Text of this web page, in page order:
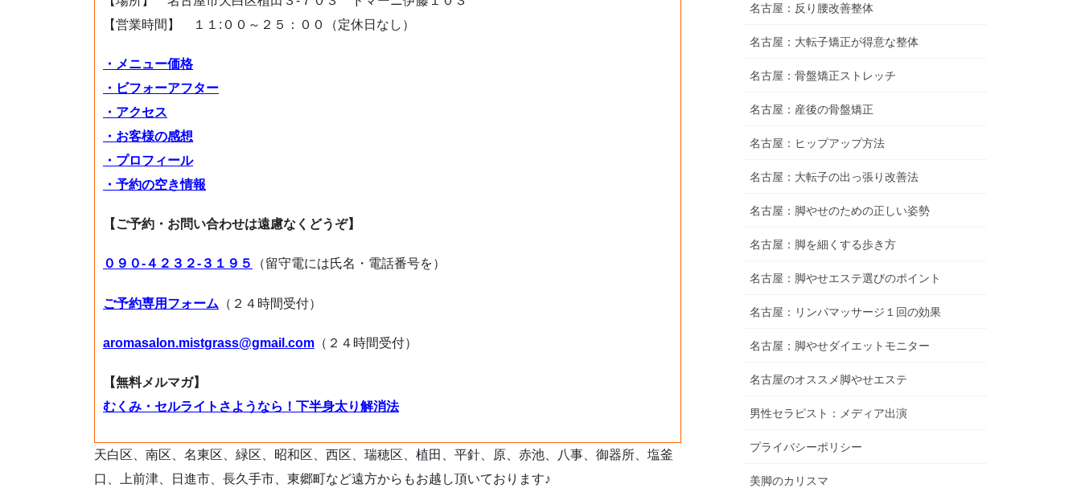
【営業時間】 １１:００～２５：００（定休日なし）
・メニュー価格
・ビフォーアフター
・アクセス
・お客様の感想
・プロフィール
・予約の空き情報
【ご予約・お問い合わせは遠慮なくどうぞ】
０９０-４２３２-３１９５ （留守電には氏名・電話番号を）
ご予約専用フォーム （２４時間受付）
aromasalon.mistgrass@gmail.com （２４時間受付）
【無料メルマガ】
むくみ・セルライトさようなら！下半身太り解消法
天白区、南区、名東区、緑区、昭和区、西区、瑞穂区、植田、平針、原、赤池、八事、御器所、塩釜
口、上前津、日進市、長久手市、東郷町など遠方からもお越し頂いております♪
名古屋：反り腰改善整体
名古屋：大転子矯正が得意な整体
名古屋：骨盤矯正ストレッチ
名古屋：産後の骨盤矯正
名古屋：ヒップアップ方法
名古屋：大転子の出っ張り改善法
名古屋：脚やせのための正しい姿勢
名古屋：脚を細くする歩き方
名古屋：脚やせエステ選びのポイント
名古屋：リンパマッサージ１回の効果
名古屋：脚やせダイエットモニター
名古屋のオススメ脚やせエステ
男性セラピスト：メディア出演
プライバシーポリシー
美脚のカリスマ